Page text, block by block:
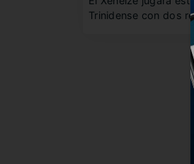
Trinidense con dos